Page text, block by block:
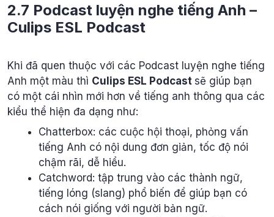
2.7 Podcast luyện nghe tiếng Anh –
Culips ESL Podcast
Khi đã quen thuộc với các Podcast luyện nghe tiếng
Anh một màu thì Culips ESL Podcast sẽ giúp bạn
có một cái nhìn mới hơn về tiếng anh thông qua các
kiểu thể hiện đa dạng như:
Chatterbox: các cuộc hội thoại, phỏng vấn
tiếng Anh có nội dung đơn giản, tốc độ nói
chậm rãi, dễ hiểu.
Catchword: tập trung vào các thành ngữ,
tiếng lóng (slang) phổ biến để giúp bạn có
cách nói giống với người bản ngữ.